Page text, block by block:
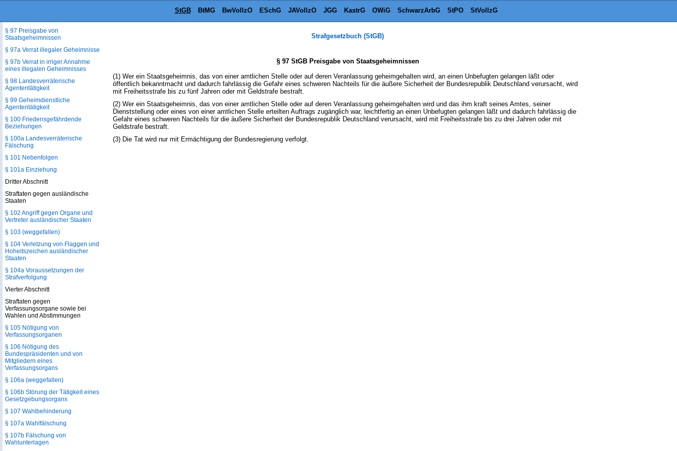
StGB BtMG BwVollzO ESchG JAVollzO JGG KastrG OWiG SchwarzArbG StPO StVollzG
Strafgesetzbuch (StGB)
§ 97 StGB Preisgabe von Staatsgeheimnissen
(1) Wer ein Staatsgeheimnis, das von einer amtlichen Stelle oder auf deren Veranlassung geheimgehalten wird, an einen Unbefugten gelangen läßt oder
öffentlich bekanntmacht und dadurch fahrlässig die Gefahr eines schweren Nachteils für die äußere Sicherheit der Bundesrepublik Deutschland verursacht, wird
mit Freiheitsstrafe bis zu fünf Jahren oder mit Geldstrafe bestraft.
(2) Wer ein Staatsgeheimnis, das von einer amtlichen Stelle oder auf deren Veranlassung geheimgehalten wird und das ihm kraft seines Amtes, seiner
Dienststellung oder eines von einer amtlichen Stelle erteilten Auftrags zugänglich war, leichtfertig an einen Unbefugten gelangen läßt und dadurch fahrlässig die
Gefahr eines schweren Nachteils für die äußere Sicherheit der Bundesrepublik Deutschland verursacht, wird mit Freiheitsstrafe bis zu drei Jahren oder mit
Geldstrafe bestraft.
(3) Die Tat wird nur mit Ermächtigung der Bundesregierung verfolgt.
§ 97 Preisgabe von
Staatsgeheimnissen
§ 97a Verrat illegaler Geheimnisse
§ 97b Verrat in irriger Annahme
eines illegalen Geheimnisses
§ 98 Landesverräterische
Agententätigkeit
§ 99 Geheimdienstliche
Agententätigkeit
§ 100 Friedensgefährdende
Beziehungen
§ 100a Landesverräterische
Fälschung
§ 101 Nebenfolgen
§ 101a Einziehung
Dritter Abschnitt
Straftaten gegen ausländische
Staaten
§ 102 Angriff gegen Organe und
Vertreter ausländischer Staaten
§ 103 (weggefallen)
§ 104 Verletzung von Flaggen und
Hoheitszeichen ausländischer
Staaten
§ 104a Voraussetzungen der
Strafverfolgung
Vierter Abschnitt
Straftaten gegen
Verfassungsorgane sowie bei
Wahlen und Abstimmungen
§ 105 Nötigung von
Verfassungsorganen
§ 106 Nötigung des
Bundespräsidenten und von
Mitgliedern eines
Verfassungsorgans
§ 106a (weggefallen)
§ 106b Störung der Tätigkeit eines
Gesetzgebungsorgans
§ 107 Wahlbehinderung
§ 107a Wahlfälschung
§ 107b Fälschung von
Wahlunterlagen